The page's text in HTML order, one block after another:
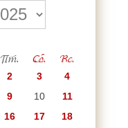
Пт. Сб. Вс.
2 3
4
9 10
11
16 17
18